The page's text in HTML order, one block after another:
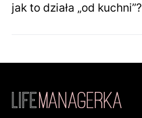
jak to działa „od kuchni”?